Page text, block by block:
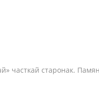
часткай старонак.